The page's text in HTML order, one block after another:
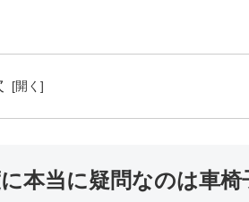
本当に疑問なのは車椅